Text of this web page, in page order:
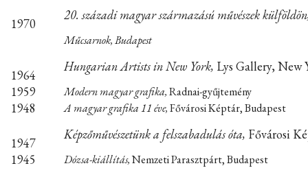
1970
20. századi magyar származású művészek
Műcsarnok, Budapest
1964
Hungarian Artists in New York, Lys Gallery, New
1959
Modern magyar grafika,Radnai-gyűjtemény
1948 A magyar grafika 11 éve,Fővárosi Képtár, Budapest
1947
Képzőművészetünk a felszabadulás óta, Fővárosi
1945
Dózsa-kiállítás,Nemzeti Parasztpárt, Budapest